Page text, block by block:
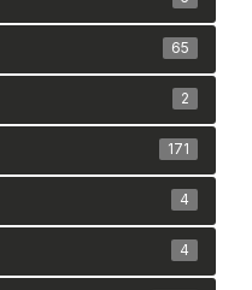
65
2
171
4
4